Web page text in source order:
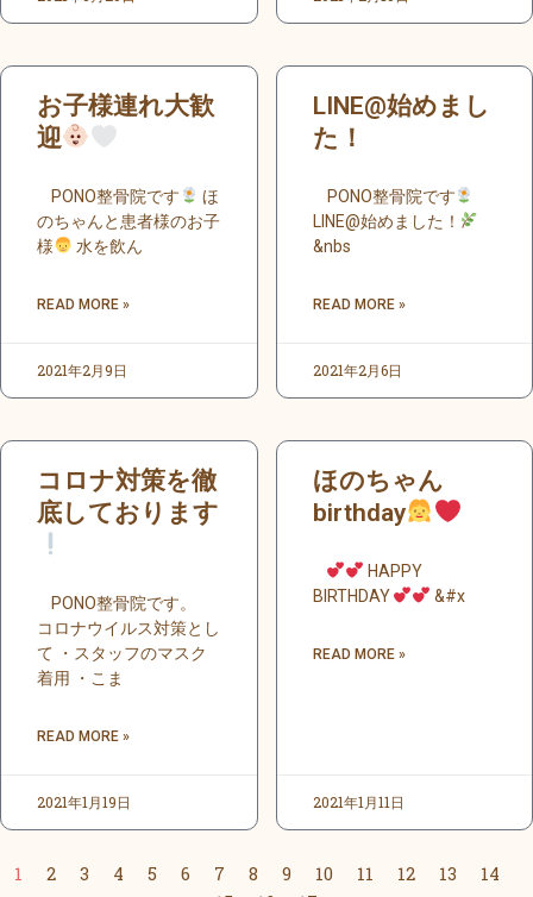
お子様連れ大歓
迎
PONO整骨院です
ほ
のちゃんと患者様のお子
様
水を飲ん
READ MORE »
2021年2月9日
LINE@始めまし
た！
PONO整骨院です
LINE@始めました！
&nbs
READ MORE »
2021年2月6日
コロナ対策を徹
底しております
PONO整骨院です。
コロナウイルス対策とし
て ・スタッフのマスク
着用 ・こま
READ MORE »
2021年1月19日
ほのちゃん
birthday
HAPPY
BIRTHDAY
&#x
READ MORE »
2021年1月11日
1 2 3 4 5 6 7 8 9 10 11 12 13 14